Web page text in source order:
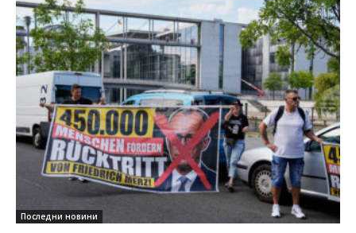
Последни новини